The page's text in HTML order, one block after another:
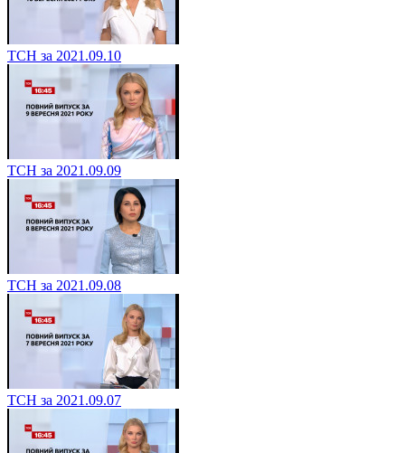
ТСН за 2021.09.10
ТСН за 2021.09.09
ТСН за 2021.09.08
ТСН за 2021.09.07